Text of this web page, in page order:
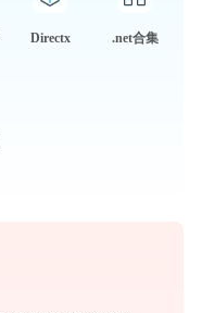
Directx .net合集